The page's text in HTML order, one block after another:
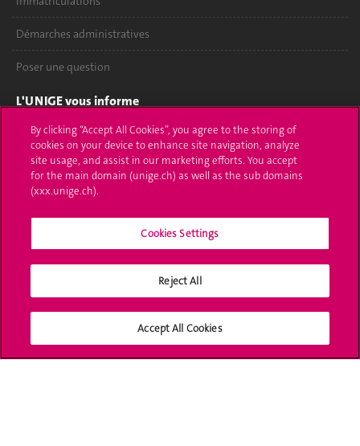
Démarches administratives
Poser une question
L'UNIGE vous informe
UNIGE Mobile
Médias
Offres d'emploi
Calendrier académique
Médias sociaux UNIGE
By clicking “Accept All Cookies”, you agree to the storing of
cookies on your device to enhance site navigation, analyze
site usage, and assist in our marketing efforts. You accept
for the main domain (unige.ch) as well as the sub domains
(xxx.unige.ch).
Cookies Settings
Reject All
Accept All Cookies